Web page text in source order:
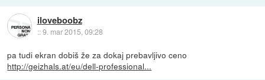
iloveboobz
::9. mar 2015, 09:28
pa tudi ekran dobiš že za dokaj prebavljivo ceno
http://geizhals.at/eu/dell-professional...